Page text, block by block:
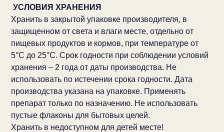
УСЛОВИЯ ХРАНЕНИЯ
Хранить в закрытой упаковке производителя, в
защищенном от света и влаги месте, отдельно от
пищевых продуктов и кормов, при температуре от
5°С до 25°С. Срок годности при соблюдении условий
хранения – 2 года от даты производства. Не
использовать по истечении срока годности. Дата
производства указана на упаковке. Применять
препарат только по назначению. Не использовать
пустые флаконы для бытовых целей.
Хранить в недоступном для детей месте!